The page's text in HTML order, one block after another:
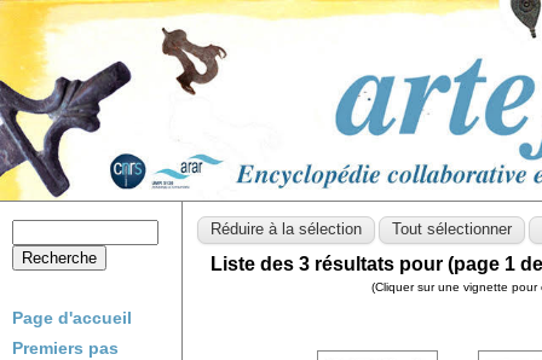
Page d'accueil
Premiers pas
Liste des 3 résultats pour (page 1
(Cliquer sur une vignette